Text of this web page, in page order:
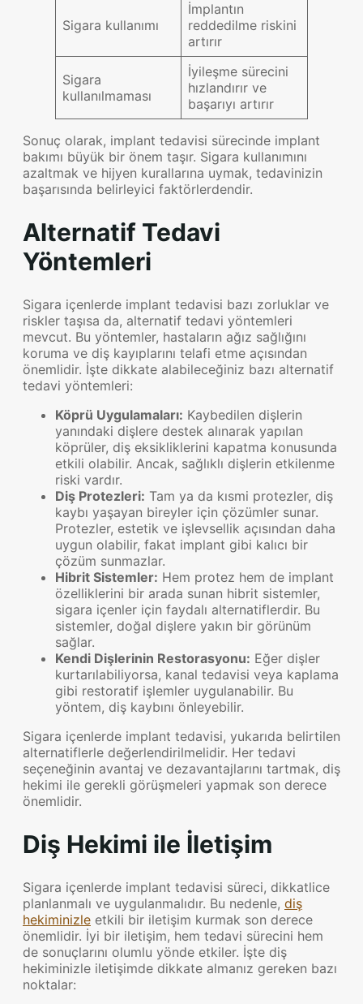
Sigara kullanımı
İmplantın
reddedilme riskini
artırır
Sigara
kullanılmaması
İyileşme sürecini
hızlandırır ve
başarıyı artırır
Sonuç olarak, implant tedavisi sürecinde implant
bakımı büyük bir önem taşır. Sigara kullanımını
azaltmak ve hijyen kurallarına uymak, tedavinizin
başarısında belirleyici faktörlerdendir.
Alternatif Tedavi
Yöntemleri
Sigara içenlerde implant tedavisi bazı zorluklar ve
riskler taşısa da, alternatif tedavi yöntemleri
mevcut. Bu yöntemler, hastaların ağız sağlığını
koruma ve diş kayıplarını telafi etme açısından
önemlidir. İşte dikkate alabileceğiniz bazı alternatif
tedavi yöntemleri:
Köprü Uygulamaları: Kaybedilen dişlerin
yanındaki dişlere destek alınarak yapılan
köprüler, diş eksikliklerini kapatma konusunda
etkili olabilir. Ancak, sağlıklı dişlerin etkilenme
riski vardır.
Diş Protezleri: Tam ya da kısmi protezler, diş
kaybı yaşayan bireyler için çözümler sunar.
Protezler, estetik ve işlevsellik açısından daha
uygun olabilir, fakat implant gibi kalıcı bir
çözüm sunmazlar.
Hibrit Sistemler: Hem protez hem de implant
özelliklerini bir arada sunan hibrit sistemler,
sigara içenler için faydalı alternatiflerdir. Bu
sistemler, doğal dişlere yakın bir görünüm
sağlar.
Kendi Dişlerinin Restorasyonu: Eğer dişler
kurtarılabiliyorsa, kanal tedavisi veya kaplama
gibi restoratif işlemler uygulanabilir. Bu
yöntem, diş kaybını önleyebilir.
Sigara içenlerde implant tedavisi, yukarıda belirtilen
alternatiflerle değerlendirilmelidir. Her tedavi
seçeneğinin avantaj ve dezavantajlarını tartmak, diş
hekimi ile gerekli görüşmeleri yapmak son derece
önemlidir.
Diş Hekimi ile İletişim
Sigara içenlerde implant tedavisi süreci, dikkatlice
planlanmalı ve uygulanmalıdır. Bu nedenle, diş
hekiminizle etkili bir iletişim kurmak son derece
önemlidir. İyi bir iletişim, hem tedavi sürecini hem
de sonuçlarını olumlu yönde etkiler. İşte diş
hekiminizle iletişimde dikkate almanız gereken bazı
noktalar: